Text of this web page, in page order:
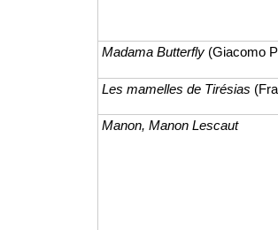
Madama Butterfly (Giacomo
Les mamelles de Tirésias
Manon, Manon Lescaut